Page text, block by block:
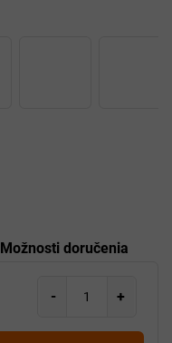
Možnosti doručenia